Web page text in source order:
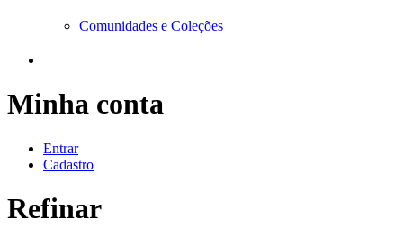
Comunidades e Coleções
Minha conta
Entrar
Cadastro
Refinar